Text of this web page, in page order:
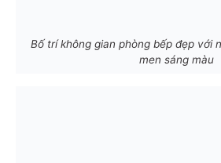
Bố trí không gian phòng bếp đẹp với
men sáng màu